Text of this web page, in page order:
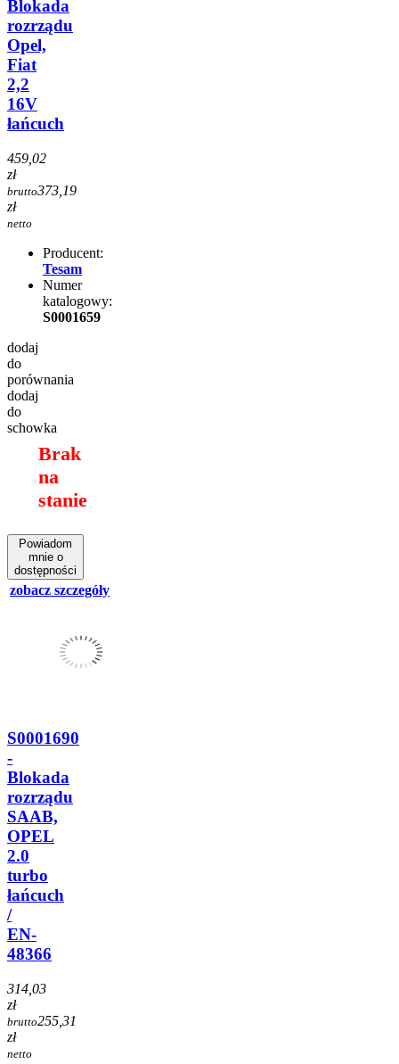
Blokada
rozrządu
Opel,
Fiat
2,2
16V
łańcuch
459,02
zł
brutto373,19
zł
netto
Producent:
Tesam
Numer
katalogowy:
S0001659
dodaj
do
porównania
dodaj
do
schowka
Brak
na
stanie
Powiadom
mnie o
dostępności
zobacz szczegóły
S0001690
-
Blokada
rozrządu
SAAB,
OPEL
2.0
turbo
łańcuch
/
EN-
48366
314,03
zł
brutto255,31
zł
netto